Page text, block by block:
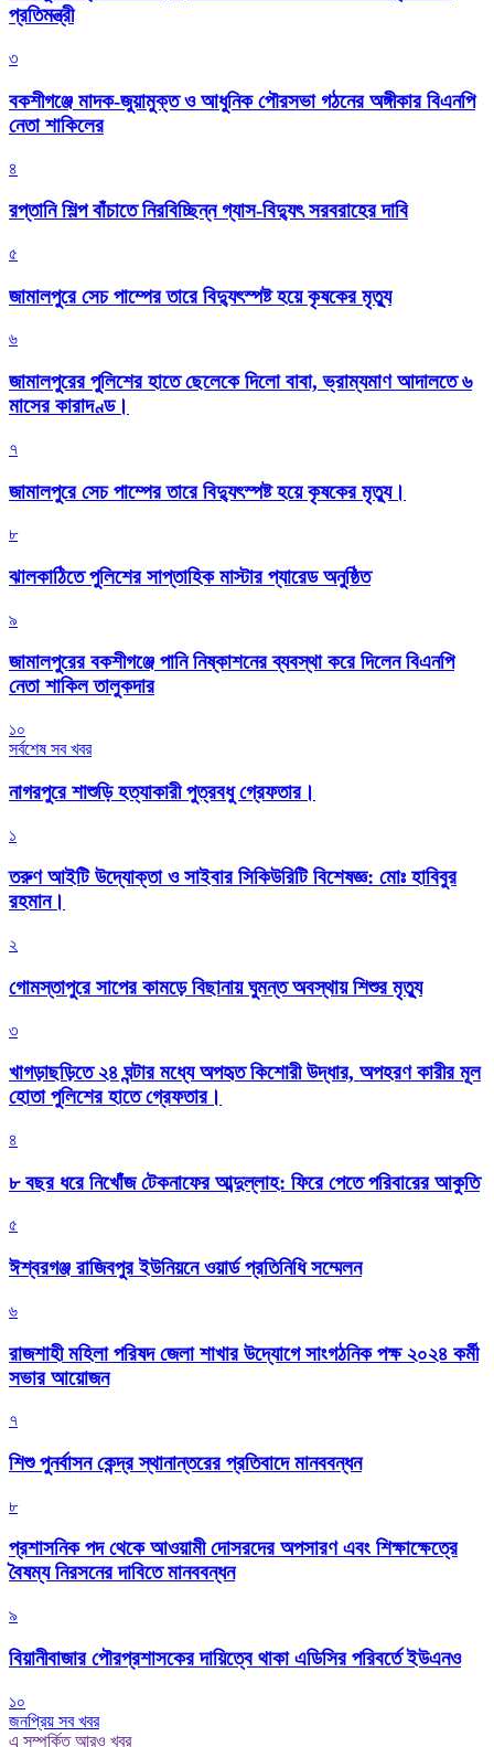
প্রতিমন্ত্রী
৩
বকশীগঞ্জে মাদক-জুয়ামুক্ত ও আধুনিক পৌরসভা গঠনের অঙ্গীকার বিএনপি
নেতা শাকিলের
৪
রপ্তানি শিল্প বাঁচাতে নিরবিচ্ছিন্ন গ্যাস-বিদ্যুৎ সরবরাহের দাবি
৫
জামালপুরে সেচ পাম্পের তারে বিদ্যুৎস্পষ্ট হয়ে কৃষকের মৃত্যু
৬
জামালপুরের পুলিশের হাতে ছেলেকে দিলো বাবা, ভ্রাম্যমাণ আদালতে ৬
মাসের কারাদণ্ড।
৭
জামালপুরে সেচ পাম্পের তারে বিদ্যুৎস্পষ্ট হয়ে কৃষকের মৃত্যু।
৮
‎ঝালকাঠিতে পুলিশের সাপ্তাহিক মাস্টার প্যারেড অনুষ্ঠিত
৯
জামালপুরের বকশীগঞ্জে পানি নিষ্কাশনের ব্যবস্থা করে দিলেন বিএনপি
নেতা শাকিল তালুকদার
১০
সর্বশেষ সব খবর
নাগরপুরে শাশুড়ি হত্যাকারী পুত্রবধু গ্রেফতার।
১
তরুণ আইটি উদ্যোক্তা ও সাইবার সিকিউরিটি বিশেষজ্ঞ: মোঃ হাবিবুর
রহমান।
২
গোমস্তাপুরে সাপের কামড়ে বিছানায় ঘুমন্ত অবস্থায় শিশুর মৃত্যু
৩
খাগড়াছড়িতে ২৪ ঘন্টার মধ্যে অপহৃত কিশোরী উদ্ধার, অপহরণ কারীর মূল
হোতা পুলিশের হাতে গ্রেফতার।
৪
৮ বছর ধরে নিখোঁজ টেকনাফের আব্দুল্লাহ: ফিরে পেতে পরিবারের আকুতি
৫
ঈশ্বরগঞ্জ রাজিবপুর ইউনিয়নে ওয়ার্ড প্রতিনিধি সম্মেলন
৬
রাজশাহী মহিলা পরিষদ জেলা শাখার উদ্যোগে সাংগঠনিক পক্ষ ২০২৪ কর্মী
সভার আয়োজন
৭
শিশু পুনর্বাসন কেন্দ্র স্থানান্তরের প্রতিবাদে মানববন্ধন
৮
প্রশাসনিক পদ থেকে আওয়ামী দোসরদের অপসারণ এবং শিক্ষাক্ষেত্রে
বৈষম্য নিরসনের দাবিতে মানববন্ধন
৯
বিয়ানীবাজার পৌরপ্রশাসকের দায়িত্বে থাকা এডিসির পরিবর্তে ইউএনও
১০
জনপ্রিয় সব খবর
এ সম্পর্কিত আরও খবর